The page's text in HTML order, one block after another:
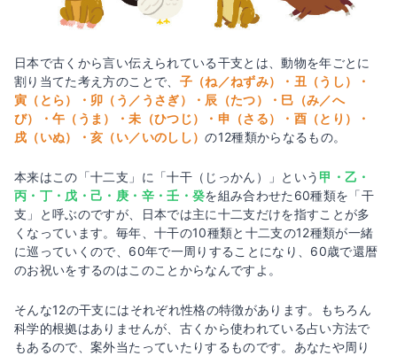
日本で古くから言い伝えられている干支とは、動物を年ごとに
割り当てた考え方のことで、 子（ね／ねずみ）・丑（うし）・
寅（とら）・卯（う／うさぎ）・辰（たつ）・巳（み／へ
び）・午（うま）・未（ひつじ）・申（さる）・酉（とり）・
戌（いぬ）・亥（い／いのしし）の12種類からなるもの。
本来はこの「十二支」に「十干（じっかん）」という 甲・乙・
丙・丁・戊・己・庚・辛・壬・癸を組み合わせた60種類を「干
支」と呼ぶのですが、日本では主に十二支だけを指すことが多
くなっています。毎年、十干の10種類と十二支の12種類が一緒
に巡っていくので、60年で一周りすることになり、60歳で還暦
のお祝いをするのはこのことからなんですよ。
そんな12の干支にはそれぞれ性格の特徴があります。もちろん
科学的根拠はありませんが、古くから使われている占い方法で
もあるので、案外当たっていたりするものです。あなたや周り